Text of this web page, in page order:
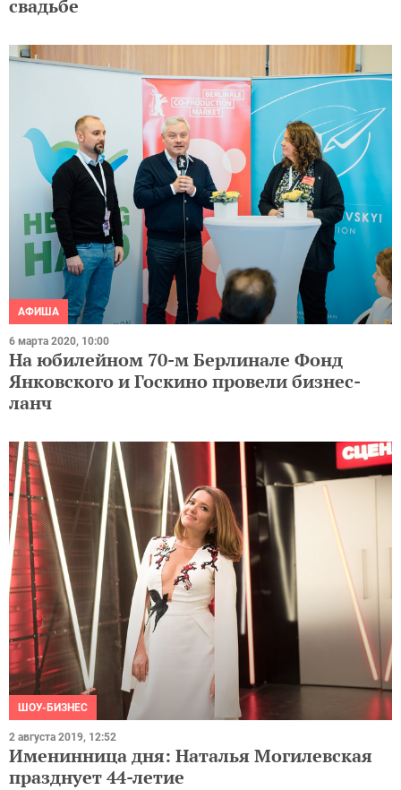
свадьбе
АФИША
6 марта 2020, 10:00
На юбилейном 70-м Берлинале Фонд
Янковского и Госкино провели бизнес-
ланч
ШОУ-БИЗНЕС
2 августа 2019, 12:52
Именинница дня: Наталья Могилевская
празднует 44-летие